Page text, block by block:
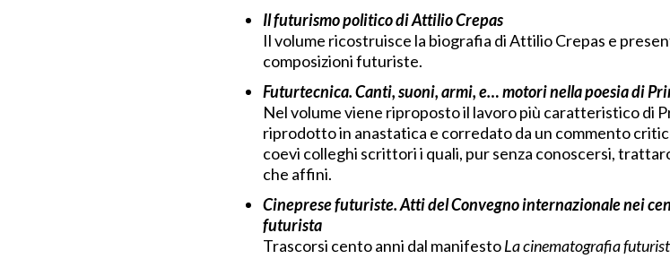
Il futurismo politico di Attilio Crepas
Il volume ricostruisce la biografia di Attilio Crepas e
composizioni futuriste.
Futurtecnica. Canti, suoni, armi, e… motori nella poesia di
Nel volume viene riproposto il lavoro più caratteristico di
riprodotto in anastatica e corredato da un commento
coevi colleghi scrittori i quali, pur senza conoscersi,
che affini.
Cineprese futuriste. Atti del Convegno internazionale nei
futurista
Trascorsi cento anni dal manifestoLa cinematografia